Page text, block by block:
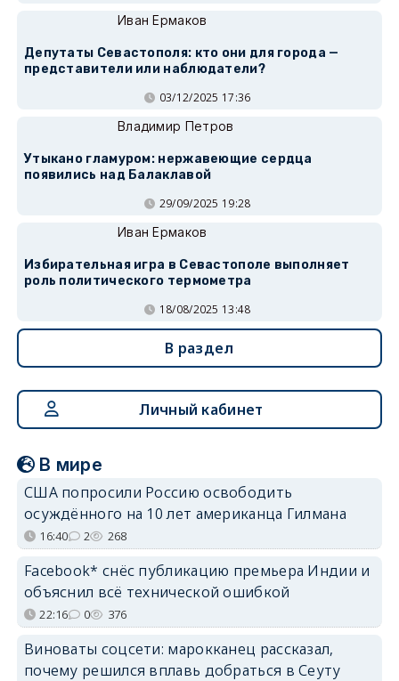
Иван Ермаков
Депутаты Севастополя: кто они для города —
представители или наблюдатели?
03/12/2025 17:36
Владимир Петров
Утыкано гламуром: нержавеющие сердца
появились над Балаклавой
29/09/2025 19:28
Иван Ермаков
Избирательная игра в Севастополе выполняет
роль политического термометра
18/08/2025 13:48
В раздел
Личный кабинет
В мире
США попросили Россию освободить
осуждённого на 10 лет американца Гилмана
16:40 2 268
Facebook* снёс публикацию премьера Индии и
объяснил всё технической ошибкой
22:16 0 376
Виноваты соцсети: марокканец рассказал,
почему решился вплавь добраться в Сеуту